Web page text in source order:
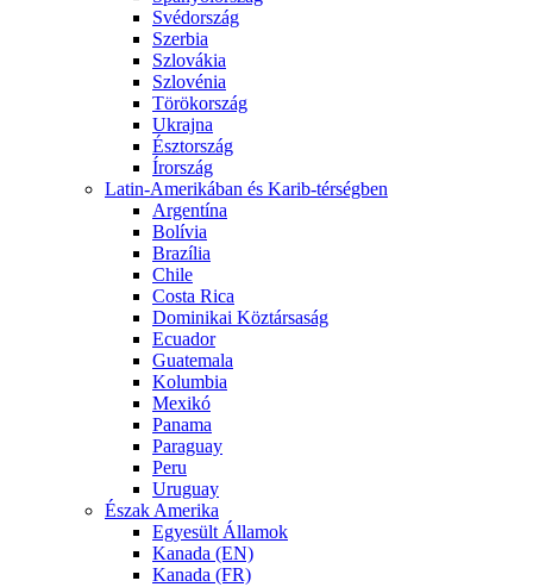
Svédország
Szerbia
Szlovákia
Szlovénia
Törökország
Ukrajna
Észtország
Írország
Latin-Amerikában és Karib-térségben
Argentína
Bolívia
Brazília
Chile
Costa Rica
Dominikai Köztársaság
Ecuador
Guatemala
Kolumbia
Mexikó
Panama
Paraguay
Peru
Uruguay
Észak Amerika
Egyesült Államok
Kanada (EN)
Kanada (FR)